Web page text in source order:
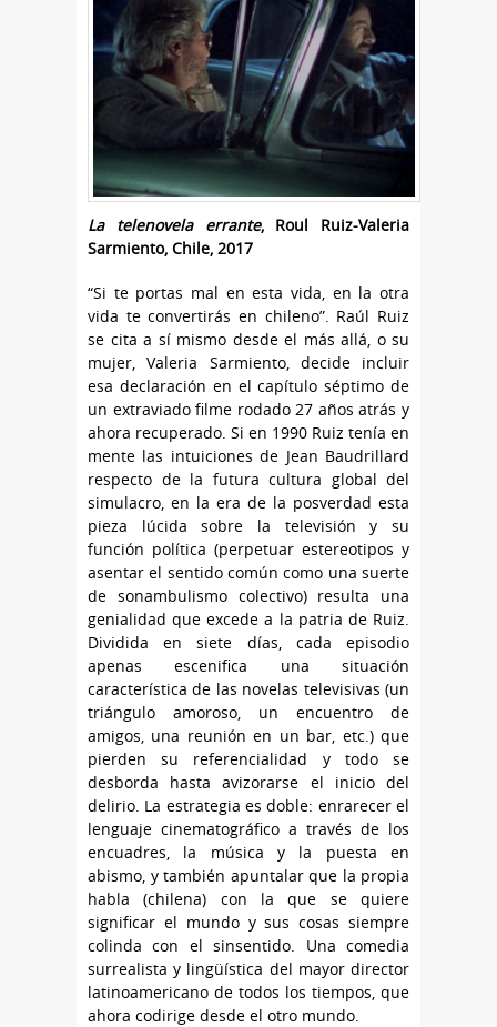
La telenovela errante, Roul Ruiz-Valeria
Sarmiento, Chile, 2017
“Si te portas mal en esta vida, en la otra
vida te convertirás en chileno”. Raúl Ruiz
se cita a sí mismo desde el más allá, o su
mujer, Valeria Sarmiento, decide incluir
esa declaración en el capítulo séptimo de
un extraviado filme rodado 27 años atrás y
ahora recuperado. Si en 1990 Ruiz tenía en
mente las intuiciones de Jean Baudrillard
respecto de la futura cultura global del
simulacro, en la era de la posverdad esta
pieza lúcida sobre la televisión y su
función política (perpetuar estereotipos y
asentar el sentido común como una suerte
de sonambulismo colectivo) resulta una
genialidad que excede a la patria de Ruiz.
Dividida en siete días, cada episodio
apenas escenifica una situación
característica de las novelas televisivas (un
triángulo amoroso, un encuentro de
amigos, una reunión en un bar, etc.) que
pierden su referencialidad y todo se
desborda hasta avizorarse el inicio del
delirio. La estrategia es doble: enrarecer el
lenguaje cinematográfico a través de los
encuadres, la música y la puesta en
abismo, y también apuntalar que la propia
habla (chilena) con la que se quiere
significar el mundo y sus cosas siempre
colinda con el sinsentido. Una comedia
surrealista y lingüística del mayor director
latinoamericano de todos los tiempos, que
ahora codirige desde el otro mundo.